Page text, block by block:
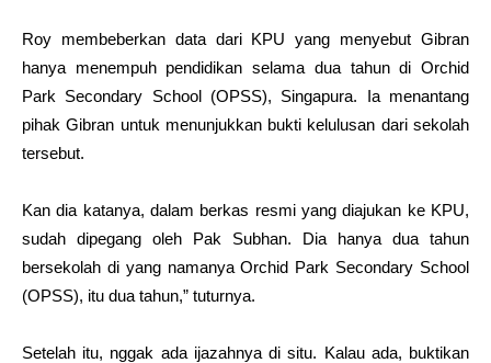
Roy membeberkan data dari KPU yang menyebut Gibran
hanya menempuh pendidikan selama dua tahun di Orchid
Park Secondary School (OPSS), Singapura. Ia menantang
pihak Gibran untuk menunjukkan bukti kelulusan dari sekolah
tersebut.
Kan dia katanya, dalam berkas resmi yang diajukan ke KPU,
sudah dipegang oleh Pak Subhan. Dia hanya dua tahun
bersekolah di yang namanya Orchid Park Secondary School
(OPSS), itu dua tahun,” tuturnya.
Setelah itu, nggak ada ijazahnya di situ. Kalau ada, buktikan